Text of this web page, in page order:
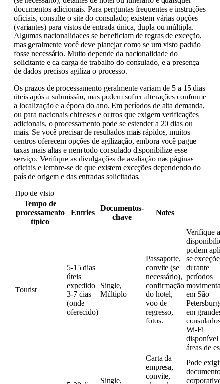
documentos adicionais. Para perguntas frequentes e instruções
oficiais, consulte o site do consulado; existem várias opções
(variantes) para vistos de entrada única, dupla ou múltipla.
Algumas nacionalidades se beneficiam de regras de exceção,
mas geralmente você deve planejar como se um visto padrão
fosse necessário. Muito depende da nacionalidade do
solicitante e da carga de trabalho do consulado, e a presença
de dados precisos agiliza o processo.
Os prazos de processamento geralmente variam de 5 a 15 dias
úteis após a submissão, mas podem sofrer alterações conforme
a localização e a época do ano. Em períodos de alta demanda,
ou para nacionais chineses e outros que exigem verificações
adicionais, o processamento pode se estender a 20 dias ou
mais. Se você precisar de resultados mais rápidos, muitos
centros oferecem opções de agilização, embora você pague
taxas mais altas e nem todo consulado disponibilize esse
serviço. Verifique as divulgações de avaliação nas páginas
oficiais e lembre-se de que existem exceções dependendo do
país de origem e das entradas solicitadas.
Tipo de visto
Tempo de
processamento
típico
Entries
Documentos-
chave
Notes
Tourist
5-15 dias
úteis;
expedido
3-7 dias
(onde
oferecido)
Single,
Múltiplo
Passaporte,
convite (se
necessário),
confirmação
do hotel,
voo de
regresso,
fotos.
Verifique a
podem
se
durante
períodos
em São
em
Wi-Fi
disponível
áreas de
Single,
Carta da
empresa,
convite,
Pode